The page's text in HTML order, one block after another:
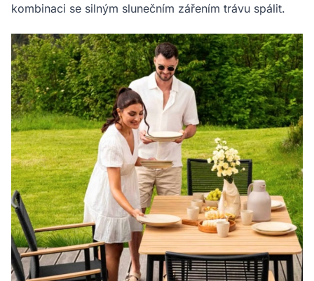
kombinaci se silným slunečním zářením trávu spálit.